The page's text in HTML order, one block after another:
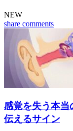
NEW
share comments
感覚を失う本
伝えるサイン